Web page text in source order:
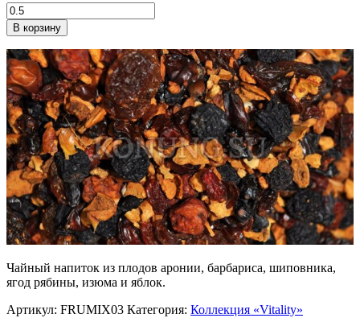
Количество
товара
Vitality
-
Утренняя
свежесть
В корзину
Чайный напиток из плодов аронии, барбариса, шиповника,
ягод рябины, изюма и яблок.
Артикул: FRUMIX03 Категория: Коллекция «Vitality»